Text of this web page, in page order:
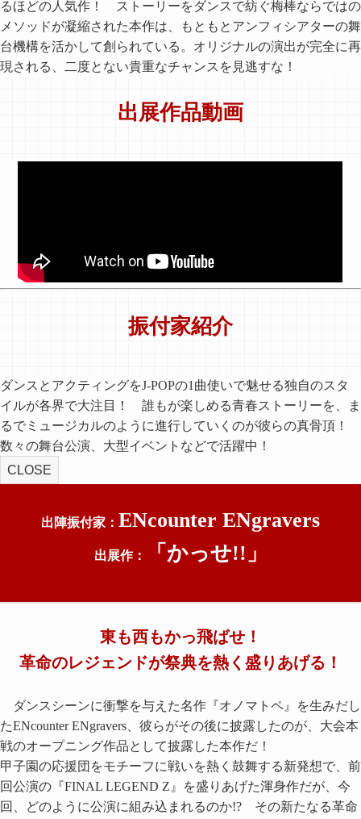
るほどの人気作！ ストーリーをダンスで紡ぐ梅棒ならではの
メソッドが凝縮された本作は、もともとアンフィシアターの舞
台機構を活かして創られている。オリジナルの演出が完全に再
現される、二度とない貴重なチャンスを見逃すな！
出展作品動画
振付家紹介
ダンスとアクティングをJ-POPの1曲使いで魅せる独自のスタ
イルが各界で大注目！ 誰もが楽しめる青春ストーリーを、ま
るでミュージカルのように進行していくのが彼らの真骨頂！
数々の舞台公演、大型イベントなどで活躍中！
CLOSE
出陣振付家： ENcounter ENgravers
出展作： 「かっせ!!」
東も西もかっ飛ばせ！
革命のレジェンドが祭典を熱く盛りあげる！
ダンスシーンに衝撃を与えた名作『オノマトペ』を生みだし
たENcounter ENgravers、彼らがその後に披露したのが、大会本
戦のオープニング作品として披露した本作だ！
甲子園の応援団をモチーフに戦いを熱く鼓舞する新発想で、前
回公演の『FINAL LEGEND Z』を盛りあげた渾身作だが、今
回、どのように公演に組み込まれるのか!? その新たなる革命